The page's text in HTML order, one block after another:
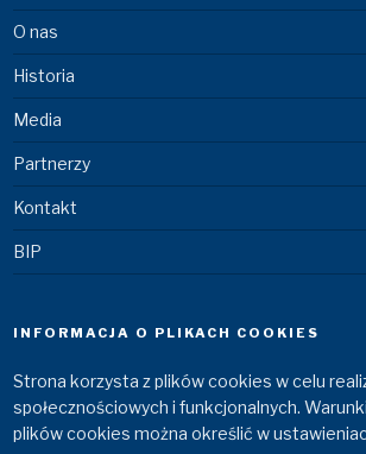
O nas
Historia
Media
Partnerzy
Kontakt
BIP
INFORMACJA O PLIKACH COOKIES
Strona korzysta z plików cookies w celu
społecznościowych i funkcjonalnych.
plików cookies można określić w